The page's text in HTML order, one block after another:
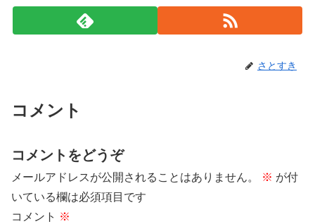
さとすき
コメント
コメントをどうぞ
メールアドレスが公開されることはありません。 ※ が付
いている欄は必須項目です
コメント ※